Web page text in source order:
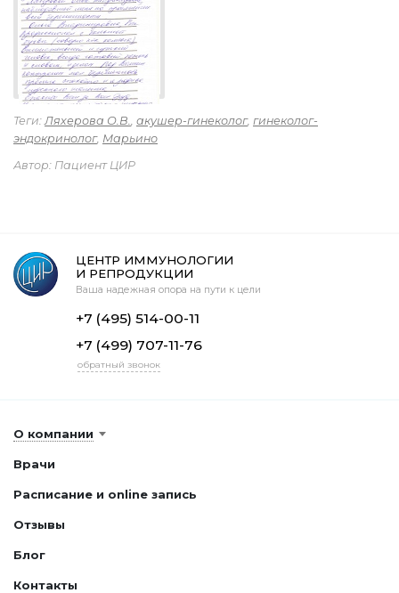
Теги:Ляхерова О.В., акушер-гинеколог, гинеколог-
эндокринолог, Марьино
Автор: Пациент ЦИР
ЦЕНТР ИММУНОЛОГИИ
И РЕПРОДУКЦИИ
Ваша надежная опора на пути к цели
+7 (495) 514-00-11
+7 (499) 707-11-76
обратный звонок
О компании
Врачи
Расписание и online запись
Отзывы
Блог
Контакты